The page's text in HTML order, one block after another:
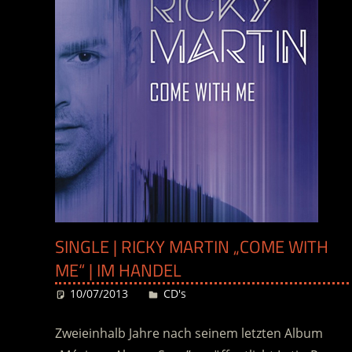
SINGLE | RICKY MARTIN „COME WITH
ME“ | IM HANDEL
10/07/2013 Desiree
CD's
Zweieinhalb Jahre nach seinem letzten Album